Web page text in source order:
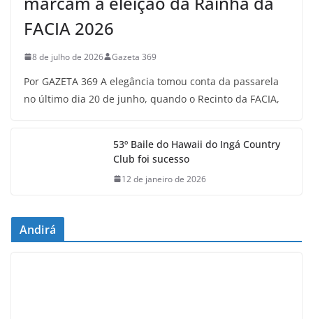
FACIA 2026
8 de julho de 2026 Gazeta 369
Por GAZETA 369 A elegância tomou conta da passarela
no último dia 20 de junho, quando o Recinto da FACIA,
53º Baile do Hawaii do Ingá Country
Club foi sucesso
12 de janeiro de 2026
Andirá